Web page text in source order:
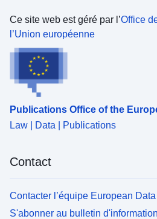
Ce site web est géré par l’Office
l’Union européenne
Publications Office of the
Law | Data | Publications
Contact
Contacter l’équipe European Data
S'abonner au bulletin d'information